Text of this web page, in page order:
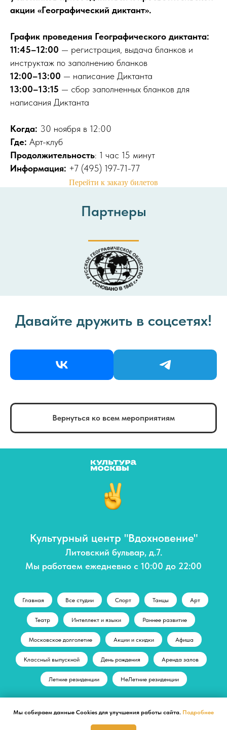
Мы собираем данные Cookies для улучшения работы сайта. Подробнее
акции «Географический диктант».
График проведения Географического диктанта:
11:45–12:00 — регистрация, выдача бланков и
инструктаж по заполнению бланков
12:00–13:00 — написание Диктанта
13:00–13:15 — сбор заполненных бланков для
написания Диктанта
Когда: 30 ноября в 12:00
Где: Арт-клуб
Продолжительность: 1 час 15 минут
Информация: +7 (495) 197-71-77
Перейти к заказу билетов
Партнеры
Давайте дружить в соцсетях!
Вернуться ко всем мероприятиям
Культурный центр "Вдохновение"
Литовский бульвар, д.7.
Мы работаем ежедневно с 10:00 до 22:00
Главная Все студии Спорт Танцы Арт
Театр Интеллект и языки Раннее развитие
Московское долголетие Акции и скидки Афиша
Классный выпускной День рождения Аренда залов
Летние резиденции НеЛетние резиденции
© Культурный центр "Вдохновение"
+ 7 (495) 197-71-70